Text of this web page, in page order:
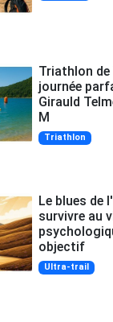
Triathlon de
journée
Girauld
M
Triathlon
Le blues de
survivre au
objectif
Ultra-trail